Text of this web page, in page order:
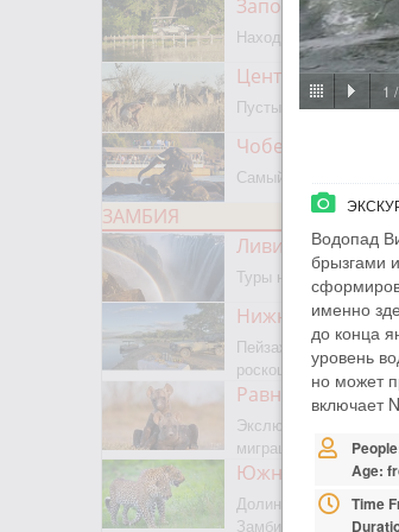
Заповедник
Находится на
Центральный
Пустыня, сафари,
Чобе парк
Самый известный
ЗАМБИЯ
Ливингстон
Туры на водопад
Нижняя Замбези
Пейзажное сафари,
роскошная рыбалка
Равнины Люва
Экслюзивный парк с
миграцией животных
Южная Луангва
Долина Лепардов,
Замбии
1 /
Водопад
брызгами
именно
до конца
уровень
но может
включает
Age:
Time